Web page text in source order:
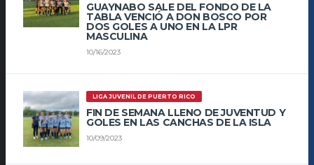
GUAYNABO SALE DEL FONDO DE LA
TABLA VENCIÓ A DON BOSCO POR
DOS GOLES A UNO EN LA LPR
MASCULINA
10/16/2023
LIGA JUVENIL DE PUERTO RICO
FIN DE SEMANA LLENO DE JUVENTUD Y
GOLES EN LAS CANCHAS DE LA ISLA
10/09/2023